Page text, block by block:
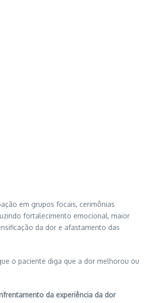
em grupos focais, cerimônias
fortalecimento emocional, maior
da dor e afastamento das
o paciente diga que a dor melhorou ou
da experiência da dor